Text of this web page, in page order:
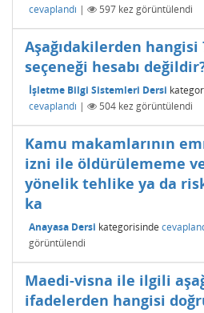
cevaplandı | 597 kez görüntülendi
Aşağıdakilerden hangisi
seçeneği hesabı
İşletme Bilgi Sistemleri Dersi
cevaplandı | 504 kez görüntülendi
Kamu makamlarının
izni ile öldürülememe
yönelik tehlike ya da
ka
Anayasa Dersi kategorisinde
görüntülendi
Maedi-visna ile ilgili
ifadelerden hangisi